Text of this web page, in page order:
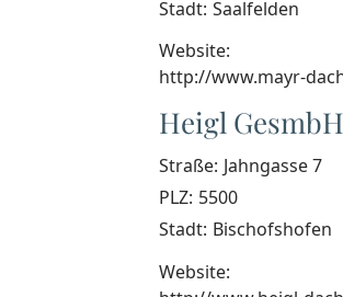
Stadt: Saalfelden
Website:
http://www.mayr-
Heigl GesmbH
Straße: Jahngasse 7
PLZ: 5500
Stadt: Bischofshofen
Website: